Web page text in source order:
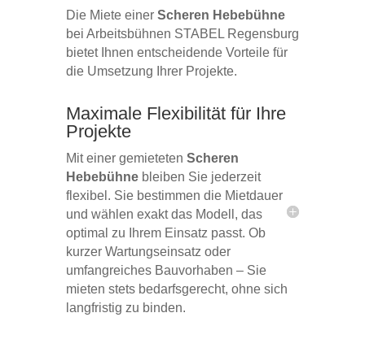
Die Miete einer Scheren Hebebühne
bei Arbeitsbühnen STABEL Regensburg
bietet Ihnen entscheidende Vorteile für
die Umsetzung Ihrer Projekte.
Maximale Flexibilität für Ihre
Projekte
Mit einer gemieteten Scheren
Hebebühnebleiben Sie jederzeit
flexibel. Sie bestimmen die Mietdauer
und wählen exakt das Modell, das
optimal zu Ihrem Einsatz passt. Ob
kurzer Wartungseinsatz oder
umfangreiches Bauvorhaben – Sie
mieten stets bedarfsgerecht, ohne sich
langfristig zu binden.